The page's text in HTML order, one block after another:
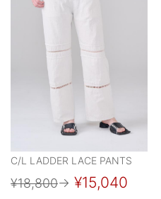
C/L LADDER LACE PANTS
¥18,800→ ¥15,040